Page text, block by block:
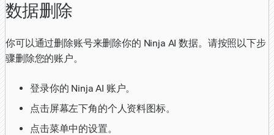
数据删除
你可以通过删除账号来删除你的 Ninja AI 数据。请按照以下步
骤删除您的账户。
登录你的 Ninja AI 账户。
点击屏幕左下角的个人资料图标。
点击菜单中的设置。